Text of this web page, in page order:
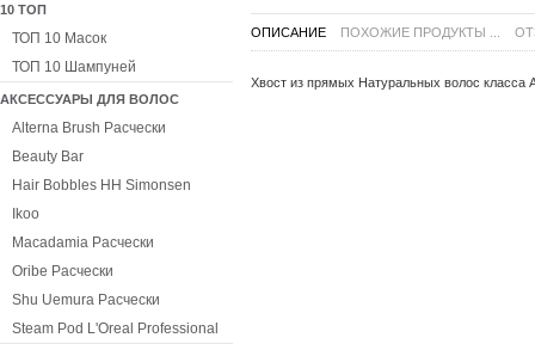
ОПИСАНИЕ ПОХОЖИЕ ПРОДУКТЫ ...
Хвост из прямых Натуральных волос класса
10 ТОП
ТОП 10 Масок
ТОП 10 Шампуней
АКСЕССУАРЫ ДЛЯ ВОЛОС
Alterna Brush Расчески
Beauty Bar
Hair Bobbles HH Simonsen
Ikoo
Macadamia Расчески
Oribe Расчески
Shu Uemura Расчески
Steam Pod L'Oreal Professional